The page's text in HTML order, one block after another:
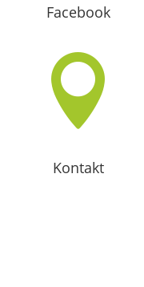
Facebook

Kontakt